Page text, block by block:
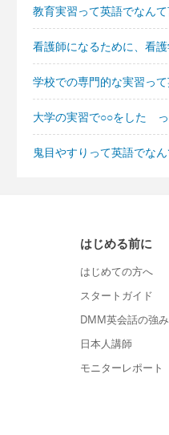
教育実習って英語でなんて
看護師になるために、看
学校での専門的な実習っ
大学の実習で○○をした
鬼目やすりって英語でな
はじめる前に
はじめての方へ
スタートガイド
DMM英会話の強み
日本人講師
モニターレポート